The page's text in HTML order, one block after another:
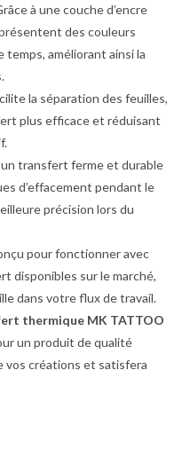
à une couche d’encre
des couleurs
améliorant ainsi la
la séparation des feuilles,
plus efficace et réduisant
transfert ferme et durable
d’effacement pendant le
précision lors du
pour fonctionner avec
disponibles sur le marché,
dans votre flux de travail.
thermique MK TATTOO
un produit de qualité
vos créations et satisfera